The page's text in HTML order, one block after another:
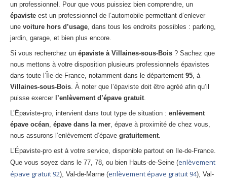
Centreagréé VHU 95 : casse auto avec destruction
DOCUMENTSÀ JOINDRE
RACHATVÉHICULES
CONTACT
un professionnel. Pour que vous puissiez bien comprendre, un
épaviste est un professionnel de l’automobile permettant d’enlever
une voiture hors d’usage, dans tous les endroits possibles : parking,
jardin, garage, et bien plus encore.
Si vous recherchez un épaviste à Villaines-sous-Bois ? Sachez que
nous mettons à votre disposition plusieurs professionnels épavistes
dans toute l’Île-de-France, notamment dans le département 95, à
Villaines-sous-Bois. À noter que l’épaviste doit être agréé afin qu’il
puisse exercer l’enlèvement d’épave gratuit.
L’Épaviste-pro, intervient dans tout type de situation : enlèvement
épave océan, épave dans la mer, épave à proximité de chez vous,
nous assurons l’enlèvement d’épave gratuitement.
L’Épaviste-pro est à votre service, disponible partout en Ile-de-France.
Que vous soyez dans le 77, 78, ou bien Hauts-de-Seine (enlèvement
épave gratuit 92), Val-de-Marne (enlèvement épave gratuit 94), Val-